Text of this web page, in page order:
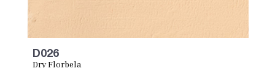
D026
Dry Florbela